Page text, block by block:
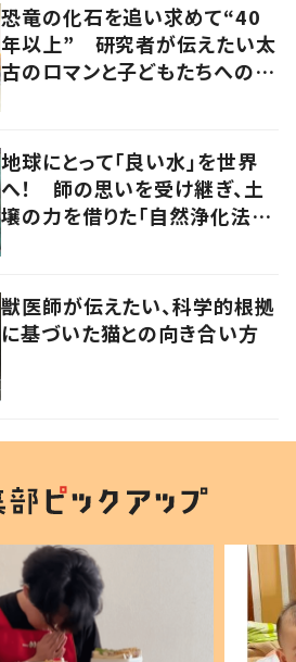
恐竜の化石を追い求めて“40
年以上” 研究者が伝えたい太
古のロマンと子どもたちへのメ
地球にとって「良い水」を世界
へ！ 師の思いを受け継ぎ、土
壌の力を借りた「自然浄化法」
獣医師が伝えたい、科学的根拠
に基づいた猫との向き合い方